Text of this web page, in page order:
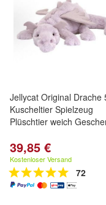
Jellycat Original Drache
Kuscheltier Spielzeug
Plüschtier weich
39,85 €
Kostenloser Versand
72